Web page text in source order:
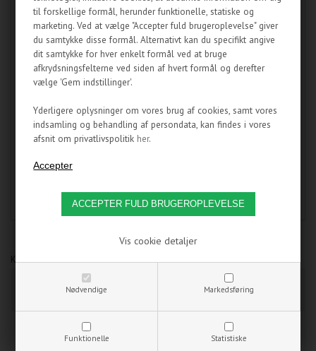
til forskellige formål, herunder funktionelle, statiske og
marketing. Ved at vælge "Accepter fuld brugeroplevelse" giver
du samtykke disse formål. Alternativt kan du specifikt angive
dit samtykke for hver enkelt formål ved at bruge
afkrydsningsfelterne ved siden af hvert formål og derefter
vælge 'Gem indstillinger'.
Yderligere oplysninger om vores brug af cookies, samt vores
indsamling og behandling af persondata, kan findes i vores
afsnit om privatlivspolitik her.
Nødvendige Markedsføring
Funktionelle Statistiske
Vis cookie detaljer
Brug nedstrygeren til at skære stykker af akryl røret i den
ønskede længde og sandpapiret til at afrunde kanterne.
Pakken indeholder:
- 1 x Nedstryger
- 1 x Sandpapir (P220 grus, 230 mm x 280 mm)
- 1 x Silikone slange Ø11.7mm (L = 33cm)
OBS: Kun til erfarne brugere!
Varenummer:
Kunder som har købt dette produkt, har også købt:
EK-HD PETG TUBE 16/12
500MM (2 STK.)
EK-HD PETG TUBE 12/10
500MM (2 STK.)